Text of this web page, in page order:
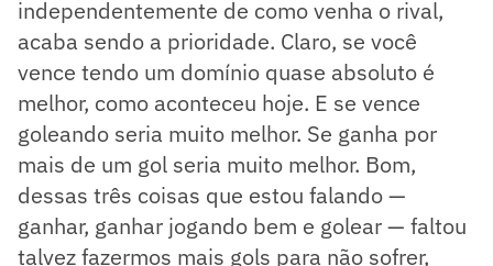
independentemente de como venha o rival,
acaba sendo a prioridade. Claro, se você
vence tendo um domínio quase absoluto é
melhor, como aconteceu hoje. E se vence
goleando seria muito melhor. Se ganha por
mais de um gol seria muito melhor. Bom,
dessas três coisas que estou falando —
ganhar, ganhar jogando bem e golear — faltou
talvez fazermos mais gols para não sofrer,